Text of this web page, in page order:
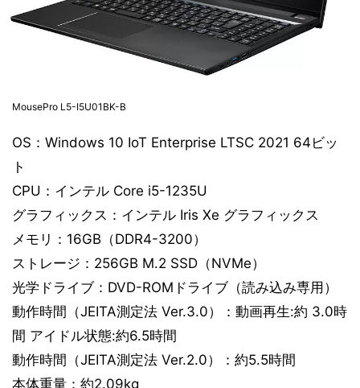
MousePro L5-I5U01BK-B
OS：Windows 10 IoT Enterprise LTSC 2021 64ビッ
ト
CPU：インテル Core i5-1235U
グラフィックス：インテル Iris Xe グラフィックス
メモリ：16GB（DDR4-3200）
ストレージ：256GB M.2 SSD（NVMe）
光学ドライブ：DVD-ROMドライブ（読み込み専用）
動作時間（JEITA測定法 Ver.3.0）：動画再生:約 3.0時
間 アイドル状態:約6.5時間
動作時間（JEITA測定法 Ver.2.0）：約5.5時間
本体重量：約2.09kg